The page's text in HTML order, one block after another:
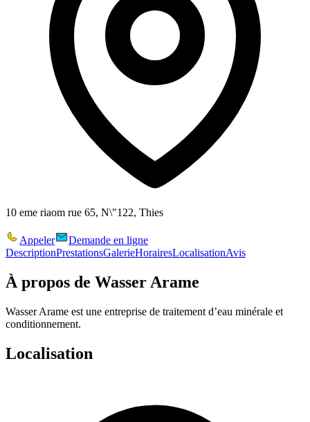
10 eme riaom rue 65, N\"122, Thies
Appeler
Demande en ligne
DescriptionPrestationsGalerieHorairesLocalisationAvis
À propos de Wasser Arame
Wasser Arame est une entreprise de traitement d’eau minérale et
conditionnement.
Localisation